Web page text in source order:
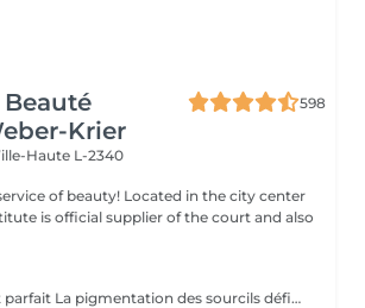
Krier
598
Haute L-2340
Located in the city center
is official supplier of the court and also
Les sourcils le trait parfait La pigmentation des sourcils définit les traits de votre visage en créant un cadre optique. Le tracé du sourcil exprime votre état d'âme et peut même vous donner un aspect plus jeune. Mais les sourcils peuvent aussi pousser de manière très irrégulière jusqu'à ne plus pousser du tout. Dans ce cas le maquillage permanent est la solution idéale. On choisira une couleur qui vous correspond, ensuite on vous fera un dessin des sourcils au crayon. Quand on aura obtenu le résultat parfait, nous allons commencer à pigmenter des poils très fins. A partir de ce jour vous allez vous réveiller tous les matins avec des sourcils parfaits.